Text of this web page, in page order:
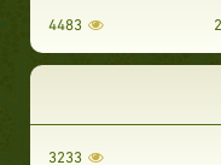
4483
3233